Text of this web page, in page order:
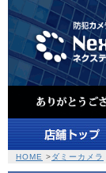
HOME >ダミーカメラ